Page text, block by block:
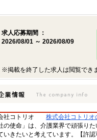
求人応募期間 ：
2026/08/01 ～ 2026/08/09
※掲載を終了した求人は閲覧でき
社コトリオ
株式会社コトリオ
の使命」は、介護業界で頑張り
いきたいと考えています。【許